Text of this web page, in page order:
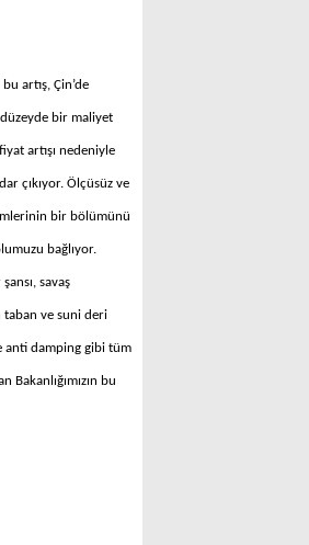
artış, Çin’de
bir maliyet
artışı nedeniyle
çıkıyor. Ölçüsüz ve
bir bölümünü
bağlıyor.
savaş
taban ve suni deri
anti damping gibi tüm
bu